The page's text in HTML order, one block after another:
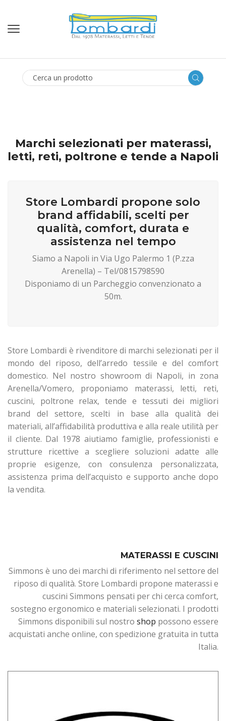
Marchi selezionati per materassi,
letti, reti, poltrone e tende a Napoli
Store Lombardi propone solo
brand affidabili, scelti per
qualità, comfort, durata e
assistenza nel tempo
Siamo a Napoli in Via Ugo Palermo 1 (P.zza
Arenella) – Tel/0815798590
Disponiamo di un Parcheggio convenzionato a
50m.
Store Lombardi è rivenditore di marchi selezionati per il
mondo del riposo, dell’arredo tessile e del comfort
domestico. Nel nostro showroom di Napoli, in zona
Arenella/Vomero, proponiamo materassi, letti, reti,
cuscini, poltrone relax, tende e tessuti dei migliori
brand del settore, scelti in base alla qualità dei
materiali, all’affidabilità produttiva e alla reale utilità per
il cliente. Dal 1978 aiutiamo famiglie, professionisti e
strutture ricettive a scegliere soluzioni adatte alle
proprie esigenze, con consulenza personalizzata,
assistenza prima dell’acquisto e supporto anche dopo
la vendita.
MATERASSI E CUSCINI
Simmons è uno dei marchi di riferimento nel settore del
riposo di qualità. Store Lombardi propone materassi e
cuscini Simmons pensati per chi cerca comfort,
sostegno ergonomico e materiali selezionati. I prodotti
Simmons disponibili sul nostro shop possono essere
acquistati anche online, con spedizione gratuita in tutta
Italia.